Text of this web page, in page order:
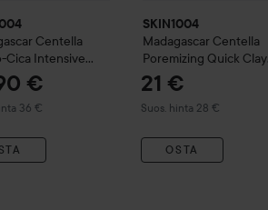
Centella
Cica Intensive
50 ml
€
36 €
hinta 36 €
SKIN1004
Madagascar Centella
Poremizing Quick Clay
Stick Mask
21 €
Suos. hinta 28 €
Suositeltu hinta 28 €
OSTA